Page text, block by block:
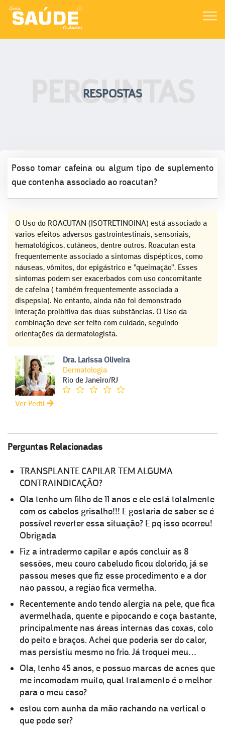
PERGUNTAS
RESPOSTAS
Posso tomar cafeina ou algum tipo de suplemento
que contenha associado ao roacutan?
O Uso do ROACUTAN (ISOTRETINOINA) está associado a
varios efeitos adversos gastrointestinais, sensoriais,
hematológicos, cutâneos, dentre outros. Roacutan esta
frequentemente associado a sintomas dispépticos, como
náuseas, vômitos, dor epigástrico e "queimação". Esses
sintomas podem ser exacerbados com uso concomitante
de cafeína ( também frequentemente associada a
dispepsia). No entanto, ainda não foi demonstrado
interação proibitiva das duas substâncias. O Uso da
combinação deve ser feito com cuidado, seguindo
orientações da dermatologista.
Dra. Larissa Oliveira
Dermatologia
Rio de Janeiro/RJ
Ver Perfil
Perguntas Relacionadas
TRANSPLANTE CAPILAR TEM ALGUMA
CONTRAINDICAÇÃO?
Ola tenho um filho de 11 anos e ele está totalmente
com os cabelos grisalho!!! E gostaria de saber se é
possível reverter essa situação? E pq isso ocorreu!
Obrigada
Fiz a intradermo capilar e após concluir as 8
sessões, meu couro cabeludo ficou dolorido, já se
passou meses que fiz esse procedimento e a dor
não passou, a região fica vermelha.
Recentemente ando tendo alergia na pele, que fica
avermelhada, quente e pipocando e coça bastante,
principalmente nas áreas internas das coxas, colo
do peito e braços. Achei que poderia ser do calor,
mas persistiu mesmo no frio. Já troquei meu…
Ola, tenho 45 anos, e possuo marcas de acnes que
me incomodam muito, qual tratamento é o melhor
para o meu caso?
estou com aunha da mão rachando na vertical o
que pode ser?